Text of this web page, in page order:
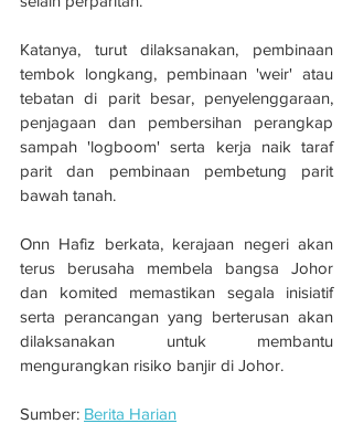
Katanya, turut dilaksanakan, pembinaan
tembok longkang, pembinaan 'weir' atau
tebatan di parit besar, penyelenggaraan,
penjagaan dan pembersihan perangkap
sampah 'logboom' serta kerja naik taraf
parit dan pembinaan pembetung parit
bawah tanah.
Onn Hafiz berkata, kerajaan negeri akan
terus berusaha membela bangsa Johor
dan komited memastikan segala inisiatif
serta perancangan yang berterusan akan
dilaksanakan untuk membantu
mengurangkan risiko banjir di Johor.
Sumber: Berita Harian